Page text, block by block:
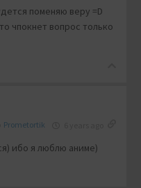
поменяю веру =D
чпокнет вопрос только
Prometortik
ибо я люблю аниме)